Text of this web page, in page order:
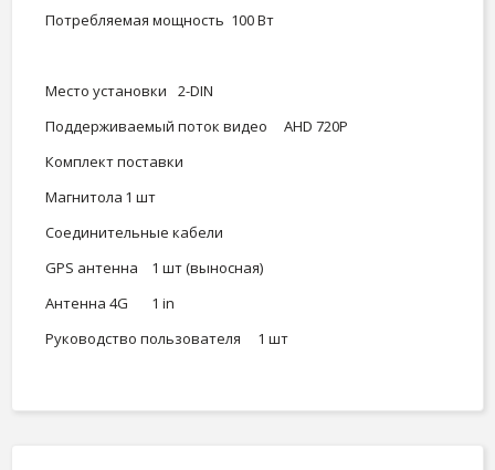
Потребляемая мощность 100 Вт
Место установки
2-DIN
Поддерживаемый поток видео
AHD 720P
Комплект поставки
Магнитола 1 шт
Соединительные кабели
GPS антенна
1 шт (выносная)
Антенна 4G
1 in
Руководство пользователя
1 шт